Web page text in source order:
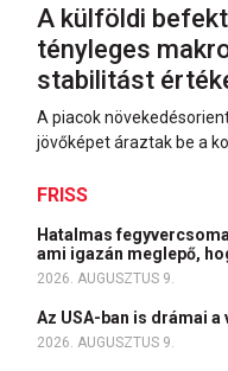
A külföldi
tényleges
stabilitást
A piacok
jövőképet áraztak be a
FRISS
Hatalmas
ami igazán meglepő,
2026. AUGUSZTUS 9.
Az USA-ban is drámai a
2026. AUGUSZTUS 9.